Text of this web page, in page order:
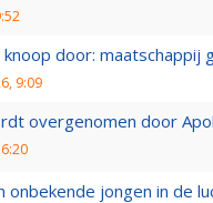
knoop door:
9:09
overgenomen door
onbekende jongen in de